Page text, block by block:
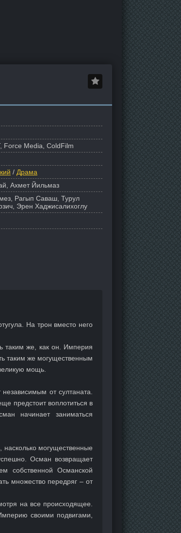
Media, ColdFilm
/ Драма
Ахмет Йильмаз
Рагып Саваш, Турул
Эрен Хаджисалихоглу
На трон вместо него
таким же, как он. Империя
таким же могущественным
мощь.
от султаната.
предстоит воплотиться в
начинает заниматься
могущественные
Осман возвращает
собственной Османской
множество передряг – от
на все происходящее.
своими подвигами,